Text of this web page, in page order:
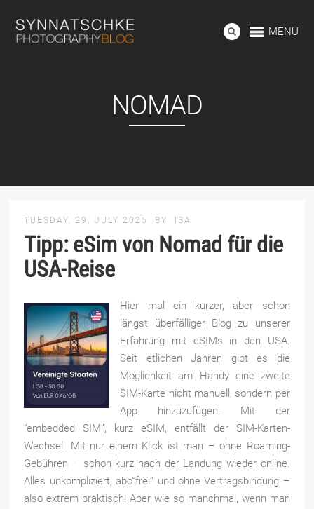
MENU
NOMAD
TUESDAY, 29. JULY 2025 BY ISA
Tipp: eSim von Nomad für die
USA-Reise
Hier mal ein kurzer, aber schon
längst überfälliger Blog zu unserer
Erfahrung mit eSIMs in den USA.
Seit etlichen Jahren gibt es die
Möglichkeit am Handy eine zweite
SIM-Karte nicht manuell, sondern per
App hinzuzufügen. Mit der
“embedded SIM”, kurz eSIM, entfällt der SIM-Karten-
Wechsel. Mit nur einem Klick ist man – ohne Roaming-
Gebühren – schon kurz nach der Landung wieder online.
Alles unkompliziert, abo”frei” und ohne Vertragsbindung –
also extrem praktisch! Aber wie so manchmal, wenn man